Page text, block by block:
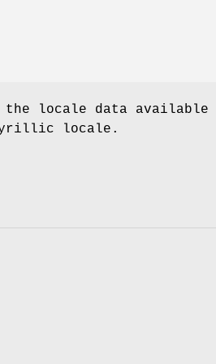
the locale data
Cyrillic locale.